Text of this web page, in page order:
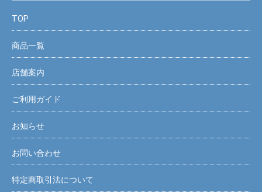
TOP
商品一覧
店舗案内
ご利用ガイド
お知らせ
お問い合わせ
特定商取引法について